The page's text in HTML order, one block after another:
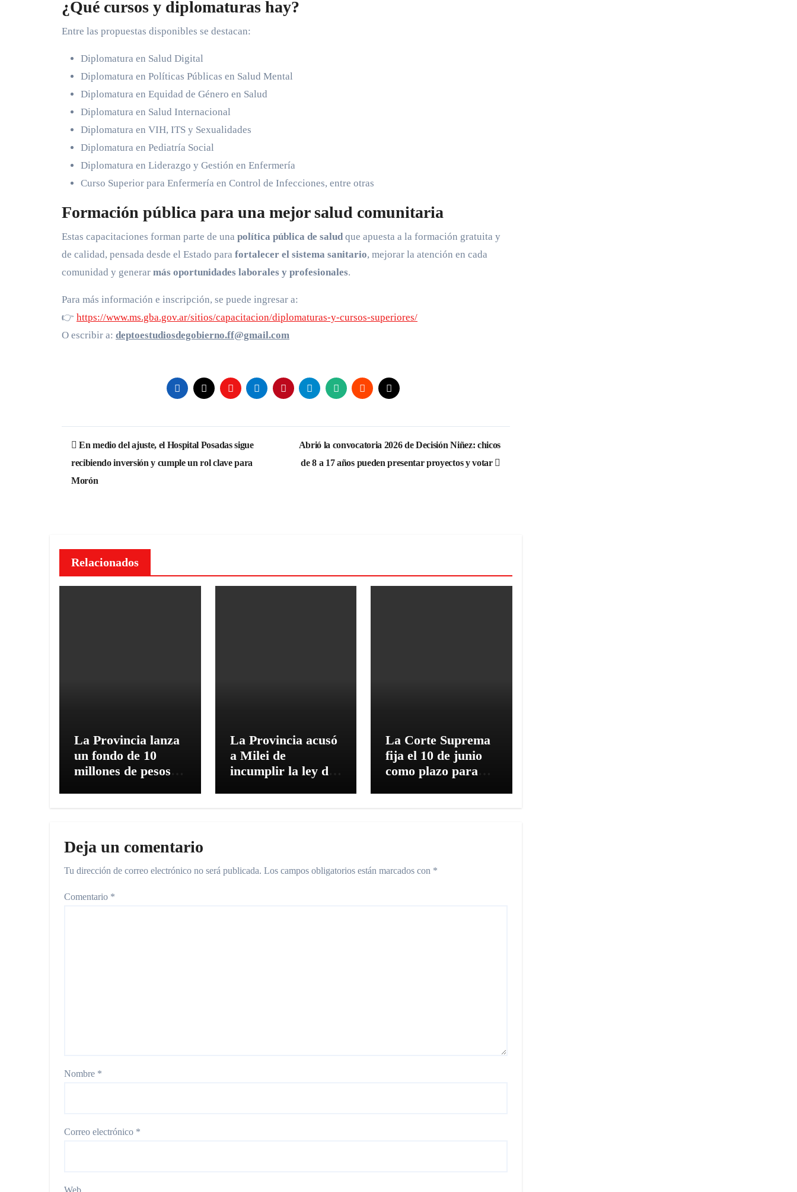
¿Qué cursos y diplomaturas hay?
Entre las propuestas disponibles se destacan:
Diplomatura en Salud Digital
Diplomatura en Políticas Públicas en Salud Mental
Diplomatura en Equidad de Género en Salud
Diplomatura en Salud Internacional
Diplomatura en VIH, ITS y Sexualidades
Diplomatura en Pediatría Social
Diplomatura en Liderazgo y Gestión en Enfermería
Curso Superior para Enfermería en Control de Infecciones, entre otras
Formación pública para una mejor salud comunitaria
Estas capacitaciones forman parte de una política pública de salud que apuesta a la formación gratuita y
de calidad, pensada desde el Estado para fortalecer el sistema sanitario, mejorar la atención en cada
comunidad y generar más oportunidades laborales y profesionales.
Para más información e inscripción, se puede ingresar a:
👉 https://www.ms.gba.gov.ar/sitios/capacitacion/diplomaturas-y-cursos-superiores/
O escribir a: deptoestudiosdegobierno.ff@gmail.com
Navegación
de
entradas
En medio del ajuste, el Hospital Posadas sigue
recibiendo inversión y cumple un rol clave para
Morón
Abrió la convocatoria 2026 de Decisión Niñez: chicos
de 8 a 17 años pueden presentar proyectos y votar
Relacionados
La Provincia lanza
un fondo de 10
millones de pesos
La Provincia acusó
a Milei de
incumplir la ley de
La Corte Suprema
fija el 10 de junio
como plazo para
Deja un comentario
Tu dirección de correo electrónico no será publicada. Los campos obligatorios están marcados con *
Comentario *
Nombre *
Correo electrónico *
Web